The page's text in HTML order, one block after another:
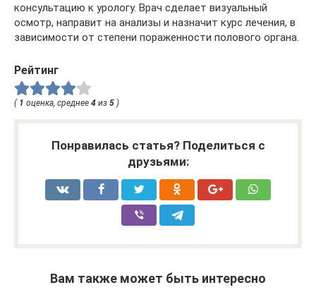
консультацию к урологу. Врач сделает визуальный
осмотр, направит на анализы и назначит курс лечения, в
зависимости от степени пораженности полового органа.
Рейтинг
( 1 оценка, среднее 4 из 5 )
Понравилась статья? Поделиться с
друзьями:
Вам также может быть интересно